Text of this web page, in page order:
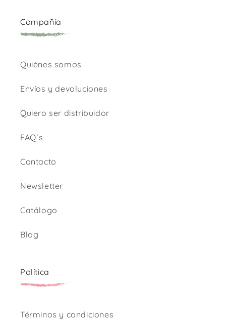
Compañía
Quiénes somos
Envíos y devoluciones
Quiero ser distribuidor
FAQ´s
Contacto
Newsletter
Catálogo
Blog
Política
Términos y condiciones